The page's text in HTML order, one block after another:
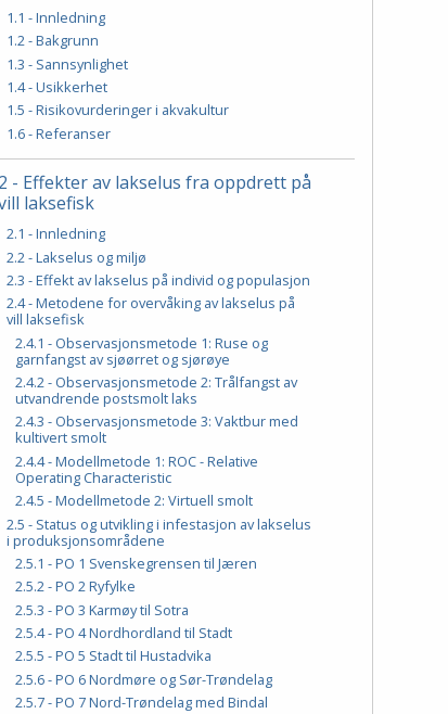
1.1 - Innledning
1.2 - Bakgrunn
1.3 - Sannsynlighet
1.4 - Usikkerhet
1.5 - Risikovurderinger i akvakultur
1.6 - Referanser
2 - Effekter av lakselus fra oppdrett på
laksefisk
2.1 - Innledning
2.2 - Lakselus og miljø
2.3 - Effekt av lakselus på individ og populasjon
2.4 - Metodene for overvåking av lakselus på
vill laksefisk
2.4.1 - Observasjonsmetode 1: Ruse og
garnfangst av sjøørret og sjørøye
2.4.2 - Observasjonsmetode 2: Trålfangst av
utvandrende postsmolt laks
2.4.3 - Observasjonsmetode 3: Vaktbur med
kultivert smolt
2.4.4 - Modellmetode 1: ROC - Relative
Operating Characteristic
2.4.5 - Modellmetode 2: Virtuell smolt
2.5 - Status og utvikling i infestasjon av lakselus
i produksjonsområdene
2.5.1 - PO 1 Svenskegrensen til Jæren
2.5.2 - PO 2 Ryfylke
2.5.3 - PO 3 Karmøy til Sotra
2.5.4 - PO 4 Nordhordland til Stadt
2.5.5 - PO 5 Stadt til Hustadvika
2.5.6 - PO 6 Nordmøre og Sør-Trøndelag
2.5.7 - PO 7 Nord-Trøndelag med Bindal